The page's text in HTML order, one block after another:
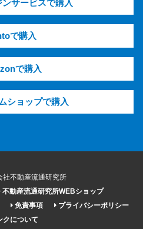
サービスで購入
で購入
で購入
ショップで購入
不動産流通研究所
不動産流通研究所WEBショップ
免責事項
プライバシーポリシー
について